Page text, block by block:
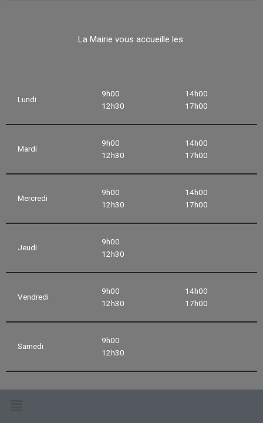
La Mairie vous accueille les:
Lundi
9h00
12h30
14h00
17h00
Mardi
9h00
12h30
14h00
17h00
Mercredi
9h00
12h30
14h00
17h00
Jeudi
9h00
12h30
Vendredi
9h00
12h30
14h00
17h00
Samedi
9h00
12h30